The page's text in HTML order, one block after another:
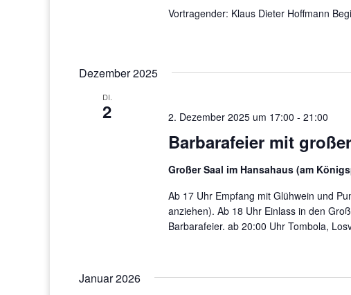
Vortragender: Klaus Dieter Hoffmann
Dezember 2025
DI.
2
Barbarafeier mit
2. Dezember 2025 um 17:00 -21:00
Großer Saal im Hansahaus (am
Ab 17 Uhr Empfang mit Glühwein und
anziehen). Ab 18 Uhr Einlass in den
Barbarafeier. ab 20:00 Uhr Tombola,
Januar 2026